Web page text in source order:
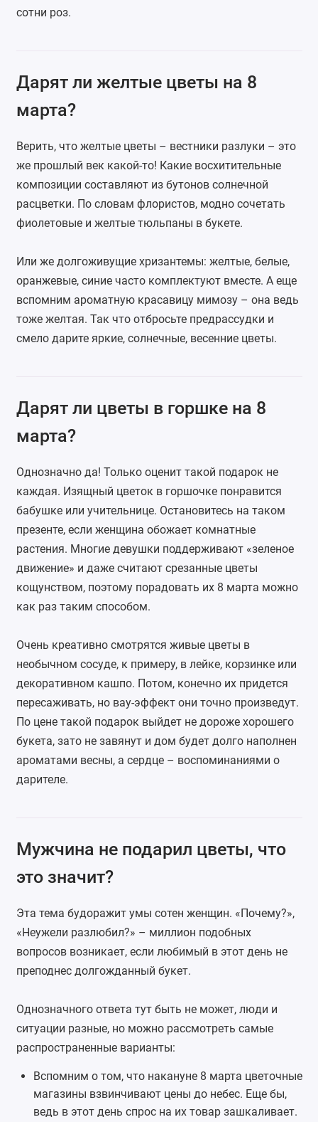
сотни роз.
Дарят ли желтые цветы на 8
марта?
Верить, что желтые цветы – вестники разлуки – это
же прошлый век какой-то! Какие восхитительные
композиции составляют из бутонов солнечной
расцветки. По словам флористов, модно сочетать
фиолетовые и желтые тюльпаны в букете.
Или же долгоживущие хризантемы: желтые, белые,
оранжевые, синие часто комплектуют вместе. А еще
вспомним ароматную красавицу мимозу – она ведь
тоже желтая. Так что отбросьте предрассудки и
смело дарите яркие, солнечные, весенние цветы.
Дарят ли цветы в горшке на 8
марта?
Однозначно да! Только оценит такой подарок не
каждая. Изящный цветок в горшочкепонравится
бабушке или учительнице. Остановитесь на таком
презенте, если женщина обожает комнатные
растения. Многие девушки поддерживают «зеленое
движение» и даже считают срезанные цветы
кощунством, поэтому порадовать их 8 марта можно
как раз таким способом.
Очень креативно смотрятся живые цветы в
необычном сосуде, к примеру, в лейке, корзинке или
декоративном кашпо. Потом, конечно их придется
пересаживать, но вау-эффект они точно произведут.
По цене такой подарок выйдет не дороже хорошего
букета, зато не завянут и дом будет долго наполнен
ароматами весны, а сердце – воспоминаниями о
дарителе.
Мужчина не подарил цветы, что
это значит?
Эта тема будоражит умы сотен женщин. «Почему?»,
«Неужели разлюбил?» – миллион подобных
вопросов возникает, если любимый в этот день не
преподнес долгожданный букет.
Однозначного ответа тут быть не может, люди и
ситуации разные, но можно рассмотреть самые
распространенные варианты:
Вспомним о том, что накануне 8 марта цветочные
магазины взвинчивают цены до небес. Еще бы,
ведь в этот день спрос на их товар зашкаливает.